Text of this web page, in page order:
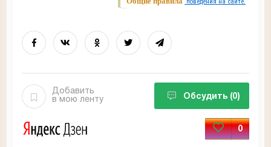
Добавить
в мою ленту
Обсудить (0)
0